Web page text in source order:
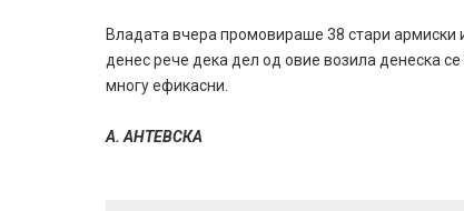
Владата вчера промовираше 38 стари армиски
денес рече дека дел од овие возила денеска
многу ефикасни.
А. АНТЕВСКА